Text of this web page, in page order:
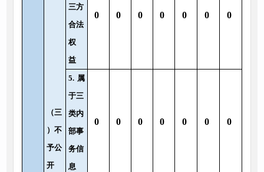
（三
）不
予公
开
三方
合法
权
益
0 0 0 0 0 0 0
5. 属
于三
类内
部事
务信
息
0 0 0 0 0 0 0